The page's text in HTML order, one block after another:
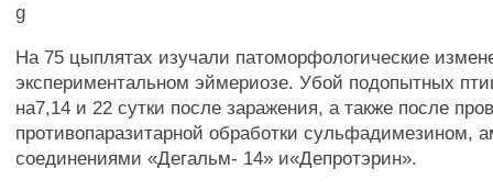
g
На 75 цыплятах изучали патоморфологические
экспериментальном эймериозе. Убой подопытных
на7,14 и 22 сутки после заражения, а также после
противопаразитарной обработки сульфадимезином,
соединениями «Дегальм- 14» и«Депротэрин».